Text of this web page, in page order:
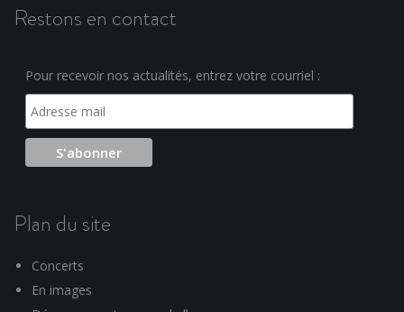
Restons en contact
Pour recevoir nos actualités, entrez votre courriel :
Plan du site
Concerts
En images